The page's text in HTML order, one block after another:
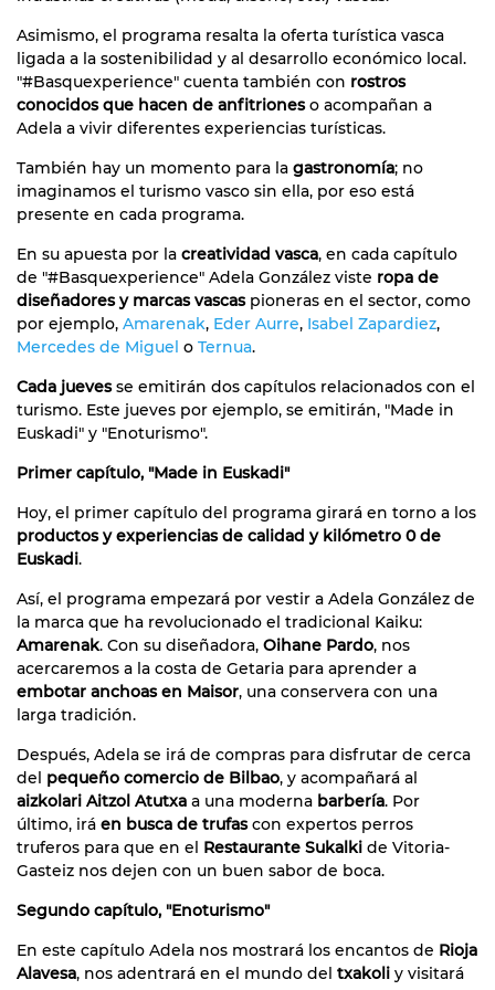
Asimismo, el programa resalta la oferta turística vasca
ligada a la sostenibilidad y al desarrollo económico local.
"#Basquexperience" cuenta también con rostros
conocidos que hacen de anfitrioneso acompañan a
Adela a vivir diferentes experiencias turísticas.
También hay un momento para la gastronomía; no
imaginamos el turismo vasco sin ella, por eso está
presente en cada programa.
En su apuesta por la creatividad vasca, en cada capítulo
de "#Basquexperience" Adela González viste ropa de
diseñadores y marcas vascaspioneras en el sector, como
por ejemplo, Amarenak, Eder Aurre, Isabel Zapardiez,
Mercedes de Miguel o Ternua.
Cada juevesse emitirán dos capítulos relacionados con el
turismo. Este jueves por ejemplo, se emitirán, "Made in
Euskadi" y "Enoturismo".
Primer capítulo, "Made in Euskadi"
Hoy, el primer capítulo del programa girará en torno a los
productos y experiencias de calidad y kilómetro 0 de
Euskadi.
Así, el programa empezará por vestir a Adela González de
la marca que ha revolucionado el tradicional Kaiku:
Amarenak. Con su diseñadora, Oihane Pardo, nos
acercaremos a la costa de Getaria para aprender a
embotar anchoas en Maisor, una conservera con una
larga tradición.
Después, Adela se irá de compras para disfrutar de cerca
del pequeño comercio de Bilbao, y acompañará al
aizkolari Aitzol Atutxa a una moderna barbería. Por
último, irá en busca de trufascon expertos perros
truferos para que en el Restaurante Sukalki de Vitoria-
Gasteiz nos dejen con un buen sabor de boca.
Segundo capítulo, "Enoturismo"
En este capítulo Adela nos mostrará los encantos de Rioja
Alavesa, nos adentrará en el mundo del txakoli y visitará